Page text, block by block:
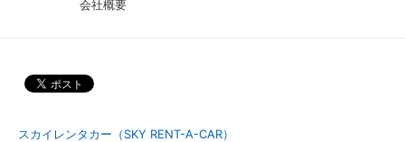
会社概要
スカイレンタカー（SKY RENT-A-CAR）